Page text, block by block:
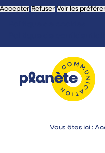
Accepter Refuser Voir les
Vous êtes ici :